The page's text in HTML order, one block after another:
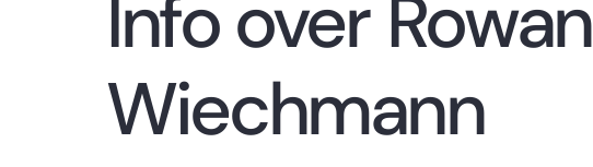
Info over Rowan
Wiechmann